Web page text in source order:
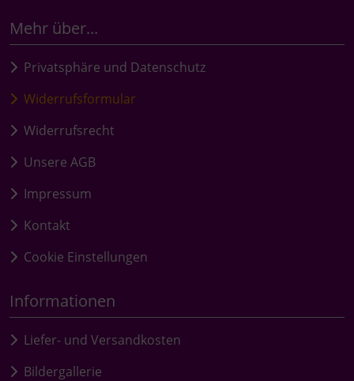
Mehr über...
Privatsphäre und Datenschutz
Widerrufsformular
Widerrufsrecht
Unsere AGB
Impressum
Kontakt
Cookie Einstellungen
Informationen
Liefer- und Versandkosten
Bildergallerie